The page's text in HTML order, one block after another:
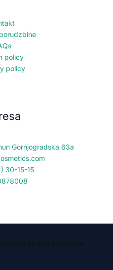
policy
policy
Gornjogradska 63a
30-15-15
by Una Cosmetics